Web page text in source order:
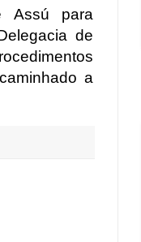
Assú para
de
a